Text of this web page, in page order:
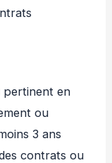
pertinent en
ou
3 ans
contrats ou